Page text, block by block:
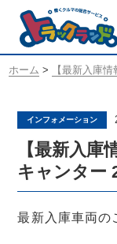
ホーム > 【最新入庫
インフォメーション
【最新入庫
キャンター
最新入庫車両の